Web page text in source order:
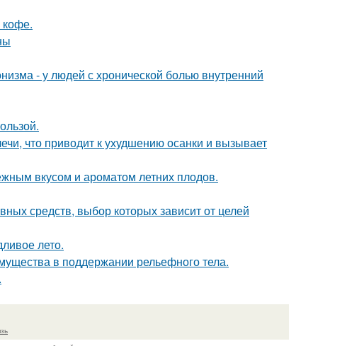
кофе.
- у людей с хронической болью внутренний
что приводит к ухудшению осанки и вызывает
вкусом и ароматом летних плодов.
средств, выбор которых зависит от целей
лето.
в поддержании рельефного тела.